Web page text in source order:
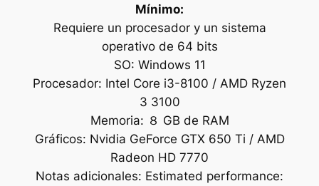
Mínimo:
Requiere un procesador y un sistema
operativo de 64 bits
SO: Windows 11
Procesador: Intel Core i3-8100 / AMD Ryzen
3 3100
Memoria: ８ GB de RAM
Gráficos: Nvidia GeForce GTX 650 Ti / AMD
Radeon HD 7770
Notas adicionales: Estimated performance: